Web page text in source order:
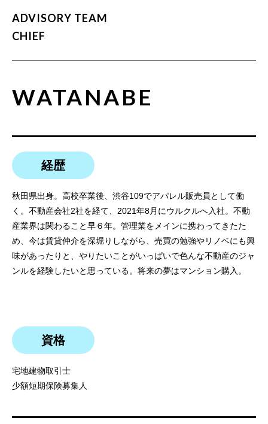
ADVISORY TEAM
CHIEF
WATANABE
経歴
秋田県出身。高校卒業後、渋谷109でアパレル販売員として働
く。不動産会社2社を経て、2021年8月にウルクルへ入社。不動
産業界は関わること早６年。管理業をメインに携わってきたた
め、今は賃貸仲介を深堀りしながら、売買の勉強やリノベにも興
味があったりと、やりたいことがいっぱいで色んな不動産のジャ
ンルを経験したいと思っている。将来の夢はマンション購入。
資格
宅地建物取引士
少額短期保険募集人